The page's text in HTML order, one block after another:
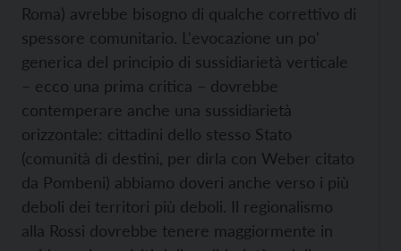
Roma) avrebbe bisogno di qualche correttivo di
spessore comunitario. L'evocazione un po'
generica del principio di sussidiarietà verticale
– ecco una prima critica – dovrebbe
contemperare anche una sussidiarietà
orizzontale: cittadini dello stesso Stato
(comunità di destini, per dirla con Weber citato
da Pombeni) abbiamo doveri anche verso i più
deboli dei territori più deboli. Il regionalismo
alla Rossi dovrebbe tenere maggiormente in